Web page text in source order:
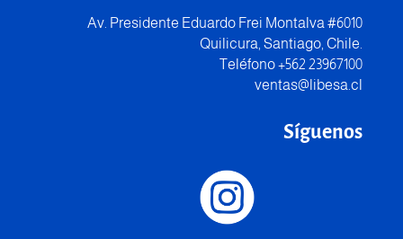
Av. Presidente Eduardo Frei Montalva #6010
Quilicura, Santiago, Chile.
Teléfono +562 23967100
ventas@libesa.cl
Síguenos